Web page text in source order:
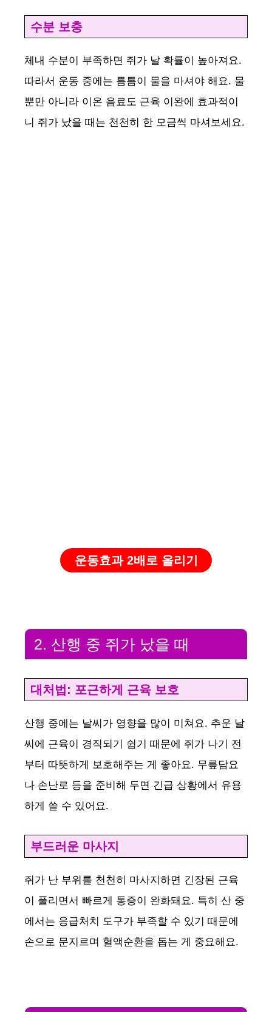
수분 보충
체내 수분이 부족하면 쥐가 날 확률이 높아져요.
따라서 운동 중에는 틈틈이 물을 마셔야 해요. 물
뿐만 아니라 이온 음료도 근육 이완에 효과적이
니 쥐가 났을 때는 천천히 한 모금씩 마셔보세요.
운동효과 2배로 올리기
2. 산행 중 쥐가 났을 때
대처법: 포근하게 근육 보호
산행 중에는 날씨가 영향을 많이 미쳐요. 추운 날
씨에 근육이 경직되기 쉽기 때문에 쥐가 나기 전
부터 따뜻하게 보호해주는 게 좋아요. 무릎담요
나 손난로 등을 준비해 두면 긴급 상황에서 유용
하게 쓸 수 있어요.
부드러운 마사지
쥐가 난 부위를 천천히 마사지하면 긴장된 근육
이 풀리면서 빠르게 통증이 완화돼요. 특히 산 중
에서는 응급처치 도구가 부족할 수 있기 때문에
손으로 문지르며 혈액순환을 돕는 게 중요해요.